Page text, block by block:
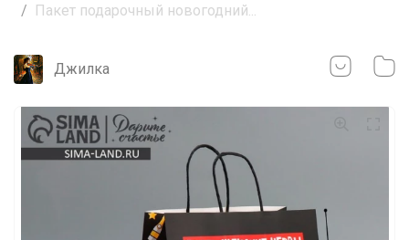
Пакет подарочный новогодний...
Джилка